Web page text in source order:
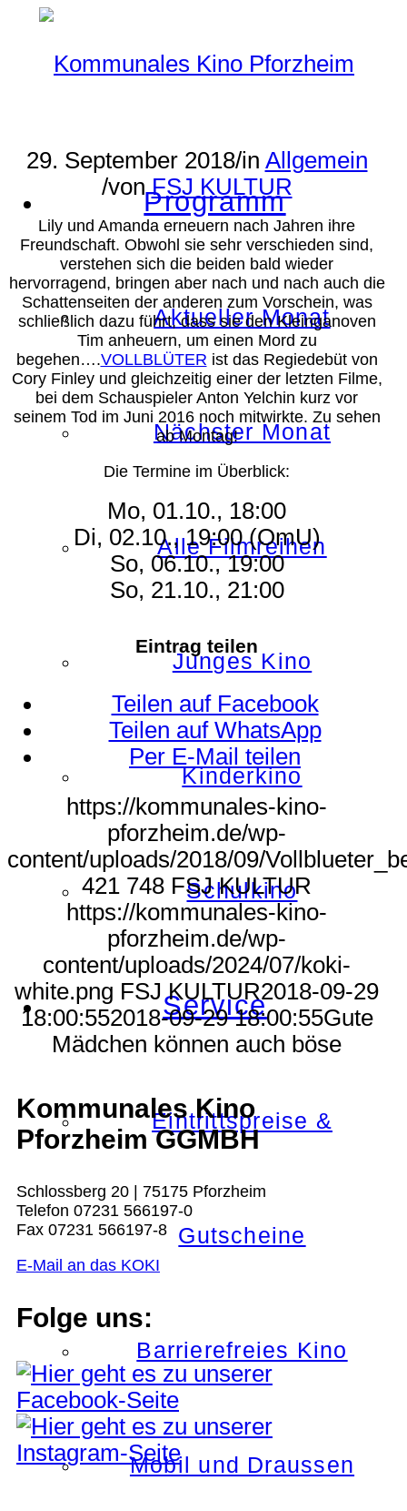
Programm
Aktueller Monat
Nächster Monat
Alle Filmreihen
Junges Kino
Kinderkino
Schulkino
Service
Eintrittspreise &
Gutscheine
Barrierefreies Kino
Mobil und Draussen
29. September 2018/in Allgemein
/vonFSJ KULTUR
Lily und Amanda erneuern nach Jahren ihre
Freundschaft. Obwohl sie sehr verschieden sind,
verstehen sich die beiden bald wieder
hervorragend, bringen aber nach und nach auch die
Schattenseiten der anderen zum Vorschein, was
schließlich dazu führt, dass sie den Kleinganoven
Tim anheuern, um einen Mord zu
begehen….VOLLBLÜTER ist das Regiedebüt von
Cory Finley und gleichzeitig einer der letzten Filme,
bei dem Schauspieler Anton Yelchin kurz vor
seinem Tod im Juni 2016 noch mitwirkte. Zu sehen
ab Montag!
Die Termine im Überblick:
Mo, 01.10., 18:00
Di, 02.10., 19:00 (OmU)
So, 06.10., 19:00
So, 21.10., 21:00
Eintrag teilen
Teilen auf Facebook
Teilen auf WhatsApp
Per E-Mail teilen
https://kommunales-kino-
pforzheim.de/wp-
content/uploads/2018/09/
421 748 FSJ KULTUR
https://kommunales-kino-
pforzheim.de/wp-
content/uploads/2024/07/koki-
white.png FSJ KULTUR2018-09-29
18:00:552018-09-29 18:00:55Gute
Mädchen können auch böse
Kommunales Kino
Pforzheim GGMBH
Schlossberg 20 | 75175 Pforzheim
Telefon 07231 566197-0
Fax 07231 566197-8
E-Mail an das KOKI
Folge uns: